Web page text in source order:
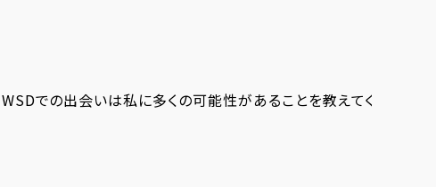
での出会いは私に多くの可能性があることを教えてくれま